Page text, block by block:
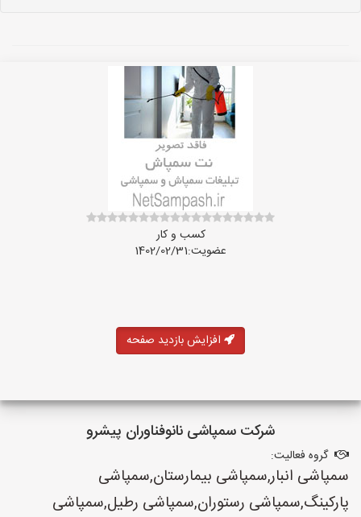
کسب و کار
عضویت:1402/02/31
افزایش بازدید صفحه
شرکت سمپاشی نانوفناوران پیشرو
گروه فعالیت:
سمپاشی انبار,سمپاشی بیمارستان,سمپاشی
پارکینگ,سمپاشی رستوران,سمپاشی رطیل,سمپاشی